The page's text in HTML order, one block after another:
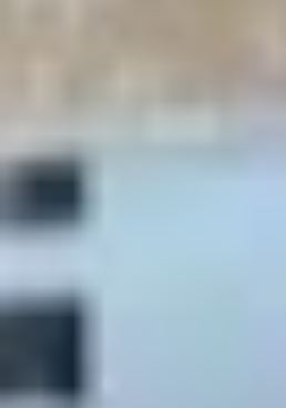
αγγλογαλλικής συμφωνίας. Το
«αρμονία» ή «ένωση»,
δύο χωρών.
ΤοConcorde
επιθέσεις της 11ης Σεπτεμβρίου
Airbus – διαδόχου των
Το πρώτο αεροσκάφος που